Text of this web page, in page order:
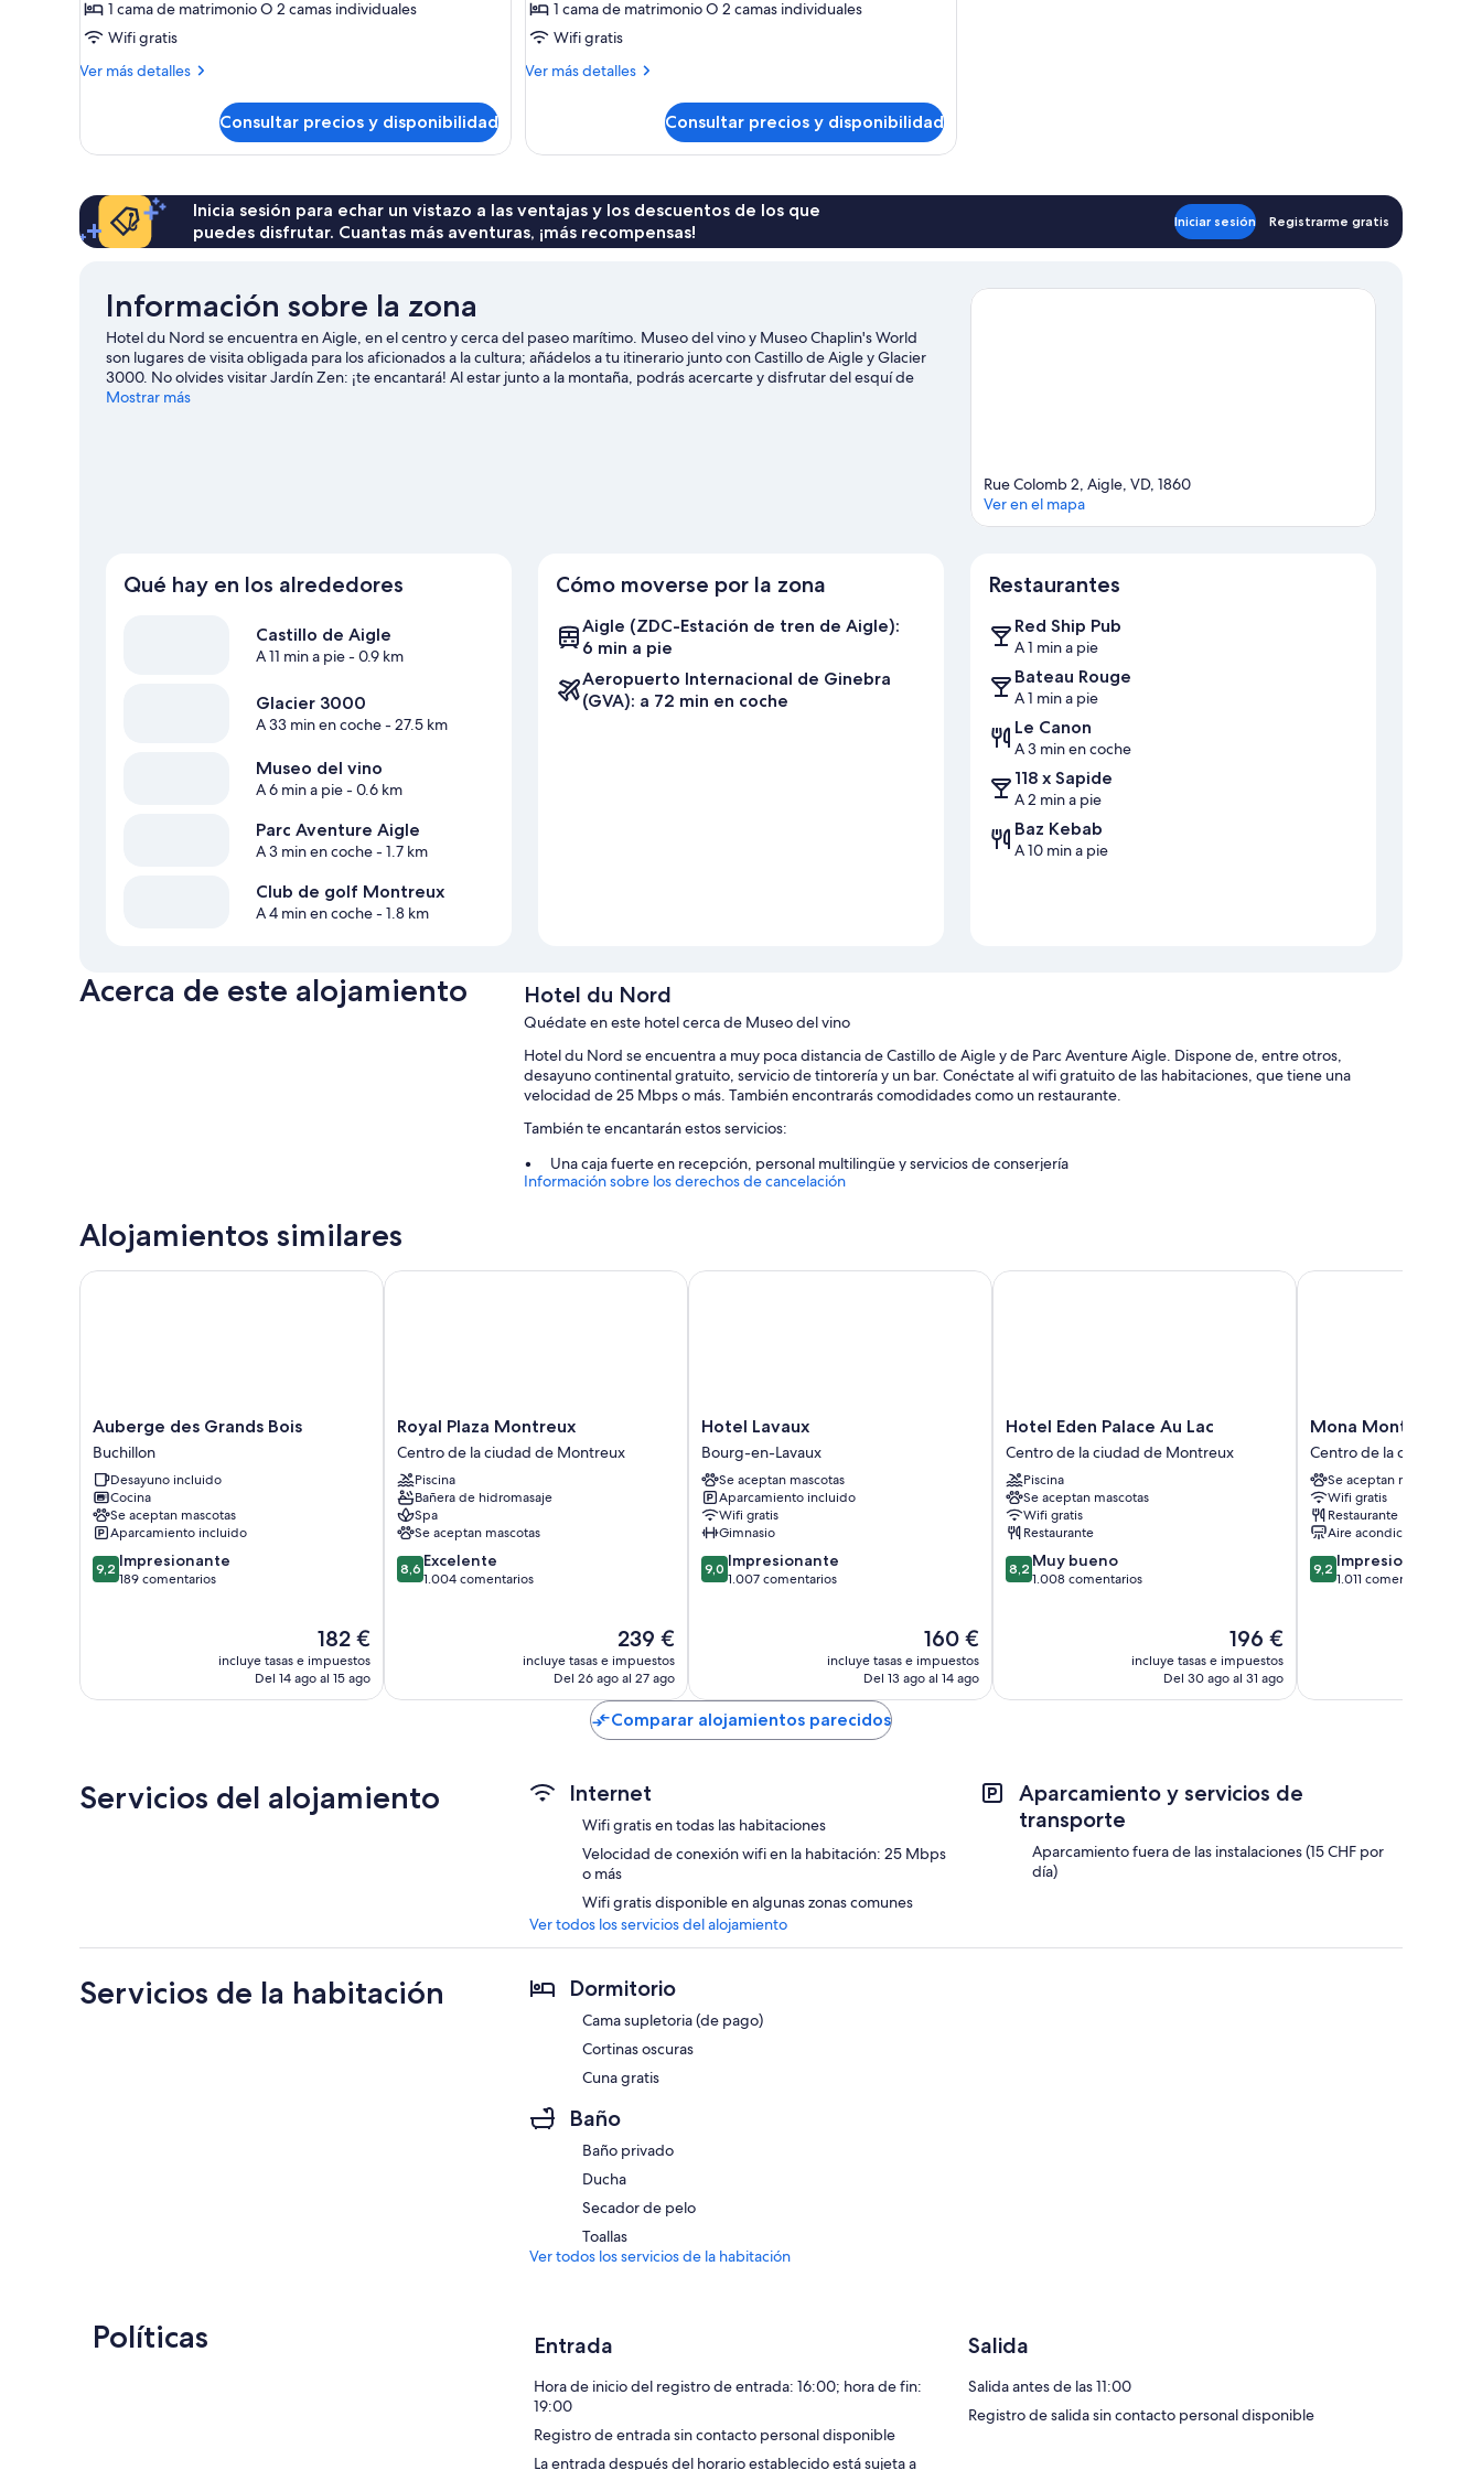
Habitación
estándar
doble
1 cama de matrimonio O 2 camas individuales
Wifi gratis
Ver más detalles
Más
estándar
Consultar precios y disponibilidad
Habitación
doble
superior
1 cama de matrimonio O 2 camas individuales
Wifi gratis
Ver más detalles
Más
doble
Consultar precios y disponibilidad
Inicia sesión para echar un vistazo a las ventajas y los descuentos de los que
puedes disfrutar. Cuantas más aventuras, ¡más recompensas!
Iniciar sesión Registrarme gratis
Información sobre la zona
Hotel du Nord se encuentra en Aigle, en el centro y cerca del paseo marítimo. Museo del vino y Museo Chaplin's World
son lugares de visita obligada para los aficionados a la cultura; añádelos a tu itinerario junto con Castillo de Aigle y Glacier
3000. No olvides visitar Jardín Zen: ¡te encantará! Al estar junto a la montaña, podrás acercarte y disfrutar del esquí de
fondo, del esquí alpino y del snowboard. También podrás realizar otras actividades al aire libre, como las rutas con
Mostrar más
Rue Colomb 2, Aigle, VD, 1860
Ver en el mapa
Qué hay en los alrededores
Castillo de Aigle
A 11 min a pie- 0.9 km
Glacier 3000
A 33 min en coche- 27.5 km
Museo del vino
A 6 min a pie- 0.6 km
Parc Aventure Aigle
A 3 min en coche- 1.7 km
Club de golf Montreux
A 4 min en coche- 1.8 km
Cómo moverse por la zona
Aigle (ZDC-Estación de tren de Aigle):
6 min a pie
Aeropuerto Internacional de Ginebra
(GVA): a 72 min en coche
Restaurantes
Red Ship Pub
A 1 min a pie
Bateau Rouge
A 1 min a pie
Le Canon
A 3 min en coche
118 x Sapide
A 2 min a pie
Baz Kebab
A 10 min a pie
Acerca de este alojamiento Hotel du Nord
Quédate en este hotel cerca de Museo del vino
Hotel du Nord se encuentra a muy poca distancia de Castillo de Aigle y de Parc Aventure Aigle. Dispone de, entre otros,
desayuno continental gratuito, servicio de tintorería y un bar. Conéctate al wifi gratuito de las habitaciones, que tiene una
velocidad de 25 Mbps o más. También encontrarás comodidades como un restaurante.
También te encantarán estos servicios:
Una caja fuerte en recepción, personal multilingüe y servicios de conserjería
Servicio de lavandería, consigna de equipaje y un salón de eventos
Televisiones de pantalla plana de 43 pulgadas con canales por cable
Bombillas LED, cafeteras y teteras y servicio de limpieza diario
Información sobre los derechos de cancelación
Alojamientos similares
Auberge
des
Grands
Bois
Buchillon
Auberge des Grands Bois
Buchillon
Desayuno incluido
Cocina
Se aceptan mascotas
Aparcamiento incluido
9.2
sobre
9,2 Impresionante
189 comentarios
El
precio
actual
182 €
incluye tasas e impuestos
Del 14 ago al 15 ago
Auberge des Grands Bois
Royal
Plaza
Montreux
Centro
de
la
ciudad
de
Montreux
Royal Plaza Montreux
Centro de la ciudad de Montreux
Piscina
Bañera de hidromasaje
Spa
Se aceptan mascotas
8.6
sobre
8,6 Excelente
1.004 comentarios
El
precio
actual
de
239 €
239 €
incluye tasas e impuestos
Del 26 ago al 27 ago
Royal Plaza Montreux
Hotel
Lavaux
Bourg-
en-
Lavaux
Hotel Lavaux
Bourg-en-Lavaux
Se aceptan mascotas
Aparcamiento incluido
Wifi gratis
Gimnasio
9.0
sobre
9,0 Impresionante
1.007 comentarios
El
precio
actual
160 €
incluye tasas e impuestos
Del 13 ago al 14 ago
Hotel Lavaux
Hotel
Eden
Palace
Au
Lac
Centro
de
la
ciudad
Hotel Eden Palace Au Lac
Centro de la ciudad de Montreux
Piscina
Se aceptan mascotas
Wifi gratis
Restaurante
8.2
sobre
8,2 Muy bueno
1.008 comentarios
El
precio
actual
196 €
incluye tasas e impuestos
Del 30 ago al 31 ago
Hotel Eden Palace Au Lac
Mona
Montreux
Centro
de
la
ciudad
de
Montreux
Mona Montreux
Centro de la ciudad de
Se aceptan mascotas
Wifi gratis
Restaurante
Aire acondicionado
9.2
sobre
9,2 Impresionante
1.011 comentarios
Mona Montreux
Comparar alojamientos parecidos
Servicios del alojamiento Internet
Wifi gratis en todas las habitaciones
Velocidad de conexión wifi en la habitación: 25 Mbps
o más
Wifi gratis disponible en algunas zonas comunes
Aparcamiento y servicios de
transporte
Aparcamiento fuera de las instalaciones (15 CHF por
día)
Ver todos los servicios del alojamiento
Servicios de la habitación Dormitorio
Cama supletoria (de pago)
Cortinas oscuras
Cuna gratis
Baño
Baño privado
Ducha
Secador de pelo
Toallas
Ver todos los servicios de la habitación
Políticas Entrada
Hora de inicio del registro de entrada: 16:00; hora de fin:
19:00
Registro de entrada sin contacto personal disponible
La entrada después del horario establecido está sujeta a
Salida
Salida antes de las 11:00
Registro de salida sin contacto personal disponible